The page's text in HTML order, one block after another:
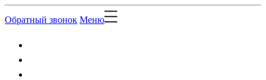
Обратный звонок Меню